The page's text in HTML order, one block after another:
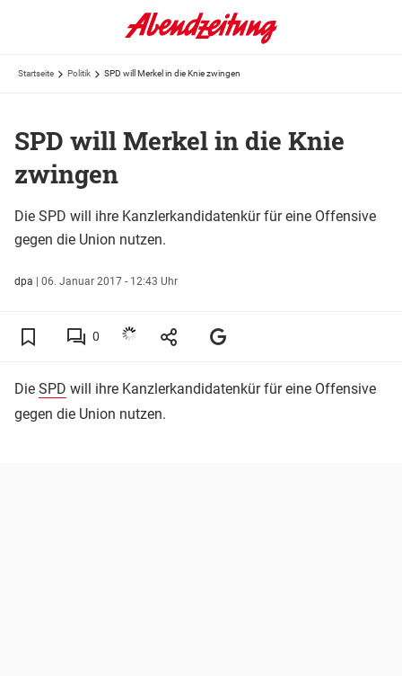
Startseite Politik SPD will Merkel in die Knie zwingen
SPD will Merkel in die Knie
zwingen
Die SPD will ihre Kanzlerkandidatenkür für eine Offensive
gegen die Union nutzen.
dpa | 06. Januar 2017 - 12:43 Uhr
0
Die SPD will ihre Kanzlerkandidatenkür für eine Offensive
gegen die Union nutzen.